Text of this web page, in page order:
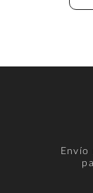
Envío